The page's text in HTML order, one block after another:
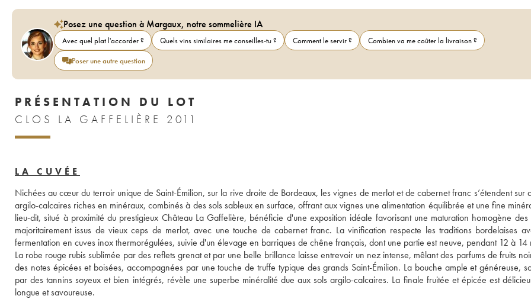
Posez une question à Margaux, notre sommelière IA
Avec quel plat l'accorder ? Quels vins similaires me conseilles-tu ? Comment le servir ?
Combien va me coûter la livraison ?
Poser une autre question
PRÉSENTATION DU LOT
CLOS LA GAFFELIÈRE 2011
LA CUVÉE
Nichées au cœur du terroir unique de Saint-Émilion, sur la rive droite de Bordeaux, les vignes de merlot et de cabernet franc s’étendent sur
argilo-calcaires riches en minéraux, combinés à des sols sableux en surface, offrant aux vignes une alimentation équilibrée et une fine
lieu-dit, situé à proximité du prestigieux Château La Gaffelière, bénéficie d'une exposition idéale favorisant une maturation homogène des
majoritairement issus de vieux ceps de merlot, avec une touche de cabernet franc. La vinification respecte les traditions bordelaises
fermentation en cuves inox thermorégulées, suivie d'un élevage en barriques de chêne français, dont une partie est neuve, pendant 12 à
La robe rouge rubis sublimée par des reflets grenat et par une belle brillance laisse entrevoir un nez intense, mêlant des parfums de fruits
des notes épicées et boisées, accompagnées par une touche de truffe typique des grands Saint-Émilion. La bouche ample et généreuse,
par des tannins soyeux et bien intégrés, révèle une superbe minéralité due aux sols argilo-calcaires. La finale fruitée et épicée est
longue et savoureuse.